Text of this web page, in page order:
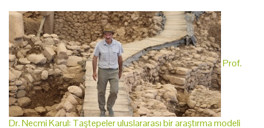
Prof.
Dr. Necmi Karul: Taştepeler uluslararası bir araştırma modeli